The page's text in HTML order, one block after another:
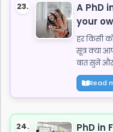
23.
A PhD
your
हर किसी
सूत्र क्या
बात सुनें
Read
24.
PhD in